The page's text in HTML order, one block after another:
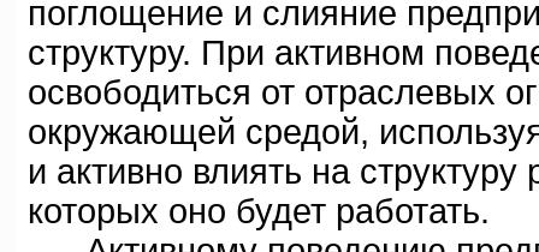
поглощение и слияние
структуру. При активном
освободиться от отраслевых
окружающей средой,
и активно влиять на
которых оно будет работать.